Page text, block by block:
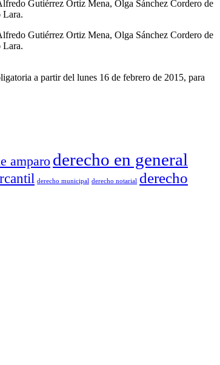
Gutiérrez Ortiz Mena, Olga Sánchez Cordero de
Lara.
Gutiérrez Ortiz Mena, Olga Sánchez Cordero de
Lara.
a partir del lunes 16 de febrero de 2015, para
amparo derecho en general
derecho municipal derecho notarial derecho